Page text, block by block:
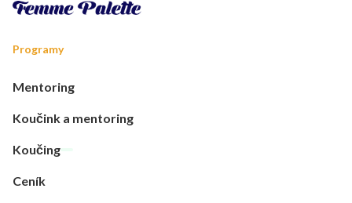
Programy
Mentoring
Koučink a mentoring
Koučing
Ceník